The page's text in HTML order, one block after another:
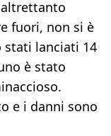
fuori, non si è
lanciati 14
è stato
e i danni sono